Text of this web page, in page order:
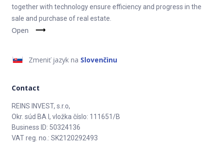
together with technology ensure efficiency and progress in the
sale and purchase of real estate.
Open
Zmeniť jazyk na Slovenčinu
Contact
REINS INVEST, s.r.o,
Okr. súd BA I, vložka číslo: 111651/B
Business ID: 50324136
VAT reg. no.: SK2120292493